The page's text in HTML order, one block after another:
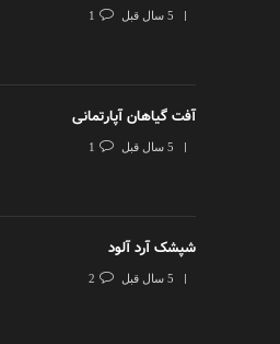
5 سال قبل
آفت گیاهان آپارتمانی
5 سال قبل
شپشک آرد آلود
5 سال قبل